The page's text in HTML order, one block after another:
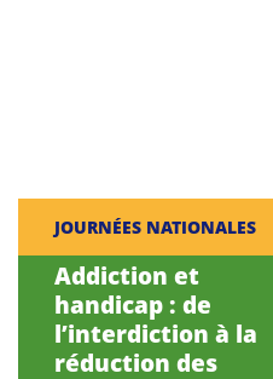
JOURNÉES NATIONALES
Addiction et
handicap : de
l’interdiction à la
réduction des